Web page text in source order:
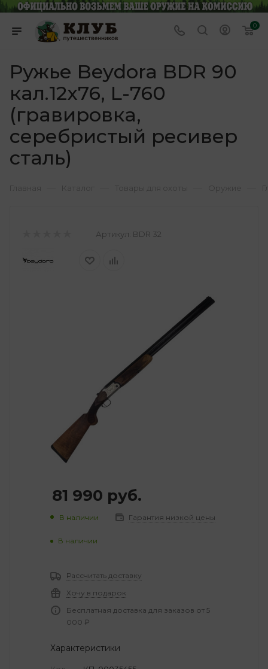
0
Ружье Beydora BDR 90
кал.12х76, L-760
(гравировка,
серебристый ресивер
сталь)
Артикул: BDR 32
81 990 руб.
В наличии Гарантия низкой цены
В наличии
Рассчитать доставку
Хочу в подарок
Бесплатная доставка для заказов от 5
000 ₽
Характеристики